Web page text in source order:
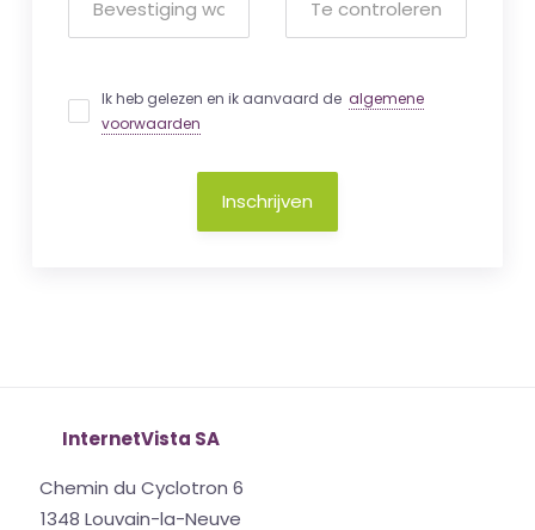
Ik heb gelezen en ik aanvaard de algemene
voorwaarden
Inschrijven
InternetVista SA
Chemin du Cyclotron 6
1348 Louvain-la-Neuve